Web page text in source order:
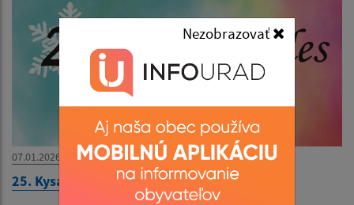
Nezobrazovať
07.01.2026
25. Kysacký ples